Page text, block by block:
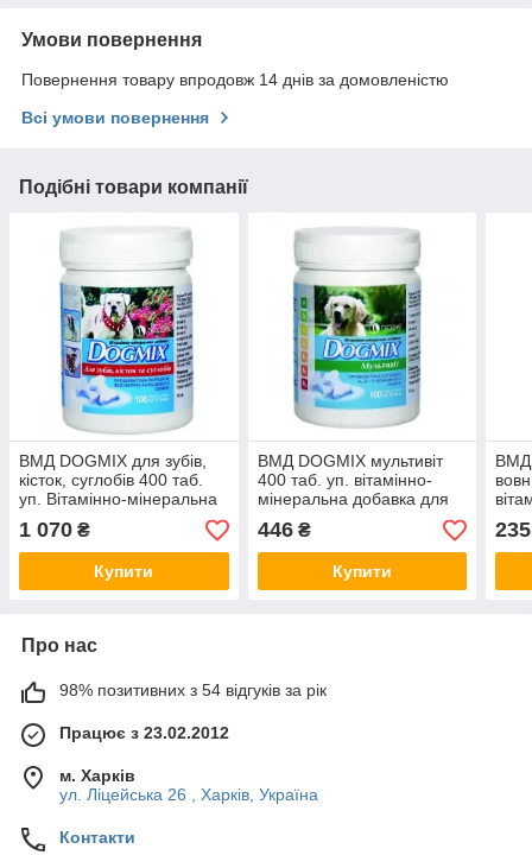
Умови повернення
Повернення товару впродовж 14 днів за домовленістю
Всі умови повернення
Подібні товари компанії
ВМД DOGMIX для зубів,
кісток, суглобів 400 таб.
уп. Вітамінно-мінеральна
добавка для дорослих
собак і цуценят
1 070 ₴
Купити
ВМД DOGMIX мультивіт
400 таб. уп. вітамінно-
мінеральна добавка для
цуценят і дорослих собак.
446₴
Купити
ВМД
235
Про нас
98% позитивних з 54 відгуків за рік
Працює з 23.02.2012
м. Харків
ул. Ліцейська 26 , Харків, Україна
Контакти